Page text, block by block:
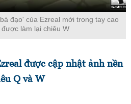
đạo' của Ezreal mới trong tay cao
làm lại chiêu W
được cập nhật ảnh nền
Q và W